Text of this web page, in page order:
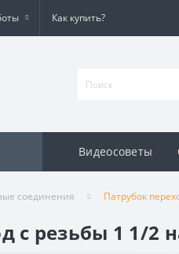
Как купить?
Видеосоветы
соединения Патрубок
с резьбы 1 1/2